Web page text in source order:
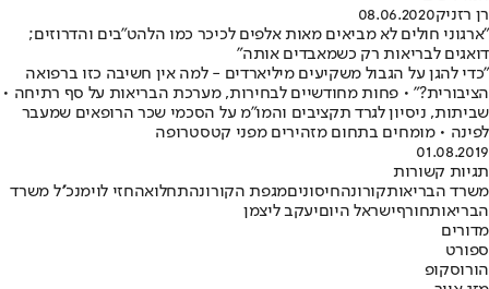
רן רזניק08.06.2020
"ארגוני חולים לא מביאים מאות אלפים לכיכר כמו הלהט"בים והדרוזים;
דואגים לבריאות רק כשמאבדים אותה"
"כדי להגן על הגבול משקיעים מיליארדים - למה אין חשיבה כזו ברפואה
הציבורית?" • פחות מחודשיים לבחירות, מערכת הבריאות על סף רתיחה •
שביתות, ניסיון לגרד תקציבים והמו"מ על הסכמי שכר הרופאים שמעבר
לפינה • מומחים בתחום מזהירים מפני קטסטרופה
01.08.2019
תגיות קשורות
משרד הבריאותקורונהחיסוניםמגפת הקורונהתחלואהחזי לוימנכ''ל משרד
הבריאותחורףישראל היוםיעקב ליצמן
מדורים
ספורט
הורוסקופ